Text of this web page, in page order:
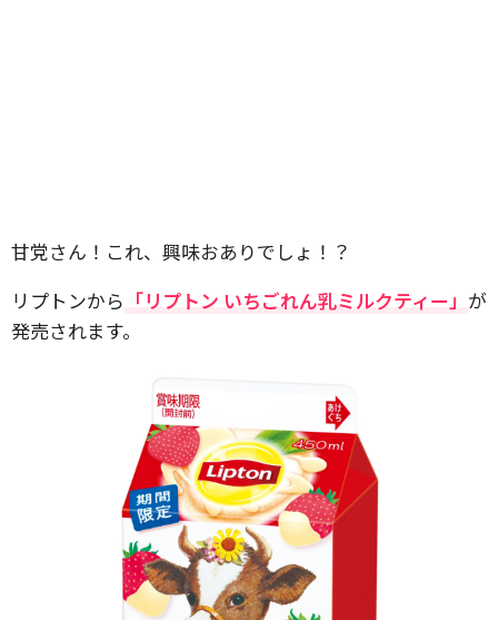
甘党さん！これ、興味おありでしょ！？
リプトンから 「リプトン いちごれん乳ミルクティー」 が
発売されます。